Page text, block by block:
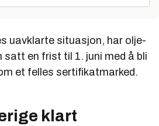
uavklarte situasjon, har olje-
satt en frist til 1. juni med å bli
et felles sertifikatmarked.
klart